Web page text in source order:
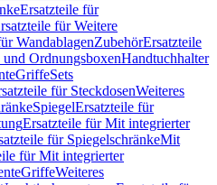
Ersatzteile für
für Weitere
WandablagenZubehörErsatzteile
und OrdnungsboxenHandtuchhalter
GriffeSets
für SteckdosenWeiteres
SpiegelErsatzteile für
Ersatzteile für Mit integrierter
für SpiegelschränkeMit
für Mit integrierter
GriffeWeiteres